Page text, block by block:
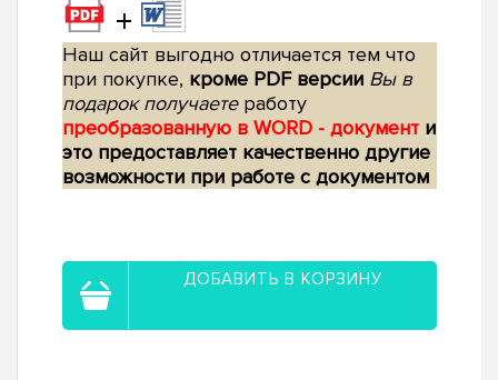
+
Наш сайт выгодно отличается тем что
при покупке, кроме PDF версии Вы в
подарок получаетеработу
преобразованную в WORD - документ и
это предоставляет качественно другие
возможности при работе с документом
ДОБАВИТЬ В КОРЗИНУ